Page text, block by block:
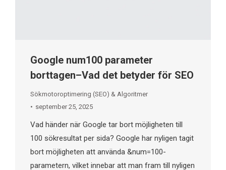
Google num100 parameter
borttagen–Vad det betyder för SEO
Sökmotoroptimering (SEO) & Algoritmer
september 25, 2025
Vad händer när Google tar bort möjligheten till
100 sökresultat per sida? Google har nyligen tagit
bort möjligheten att använda &num=100-
parametern, vilket innebar att man fram till nyligen